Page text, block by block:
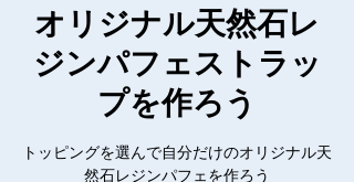
オリジナル天然石レ
ジンパフェストラッ
プを作ろう
トッピングを選んで自分だけのオリジナル天
然石レジンパフェを作ろう